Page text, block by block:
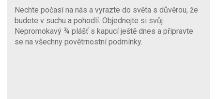
Nechte počasí na nás a vyrazte do světa s důvěrou, že
budete v suchu a pohodlí. Objednejte si svůj
Nepromokavý ¾ plášť s kapucí ještě dnes a připravte
se na všechny povětrnostní podmínky.